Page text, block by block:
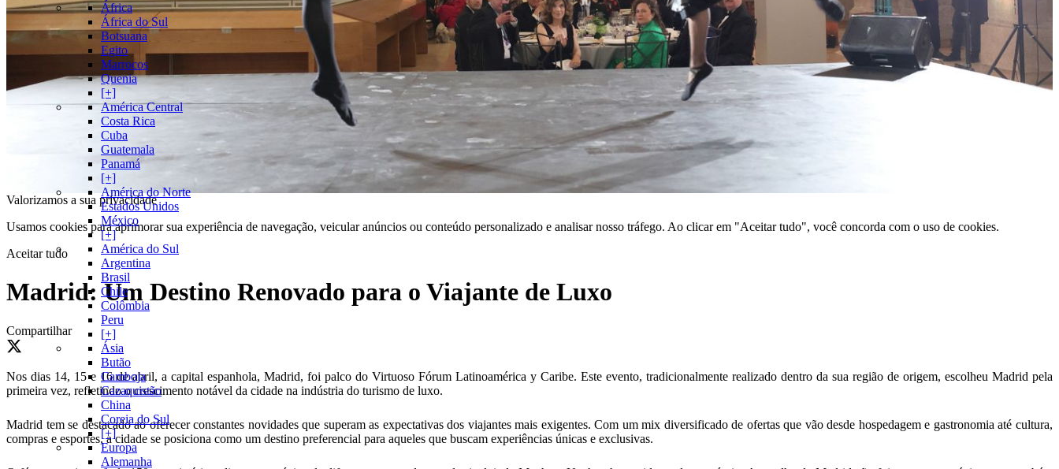
África
África do Sul
Botsuana
Egito
Marrocos
Quenia
[+]
América Central
Costa Rica
Cuba
Guatemala
Panamá
[+]
América do Norte
Estados Unidos
México
[+]
América do Sul
Argentina
Brasil
Chile
Colômbia
Peru
[+]
Ásia
Butão
Camboja
Cazaquistão
China
Coreia do Sul
[+]
Europa
Alemanha
Valorizamos a sua privacidade
Usamos cookies para aprimorar sua experiência de navegação, veicular anúncios ou conteúdo personalizado e analisar nosso tráfego. Ao clicar em "Aceitar tudo", você concorda com o uso de cookies.
Aceitar tudo
Madrid: Um Destino Renovado para o Viajante de Luxo
Compartilhar
Nos dias 14, 15 e 16 de abril, a capital espanhola, Madrid, foi palco do Virtuoso Fórum Latinoamérica y Caribe. Este evento, tradicionalmente realizado dentro da sua região de origem, escolheu Madrid pela
primeira vez, refletindo o crescimento notável da cidade na indústria do turismo de luxo.
Madrid tem se destacado ao oferecer constantes novidades que superam as expectativas dos viajantes mais exigentes. Com um mix diversificado de ofertas que vão desde hospedagem e gastronomia até cultura,
compras e esportes, a cidade se posiciona como um destino preferencial para aqueles que buscam experiências únicas e exclusivas.